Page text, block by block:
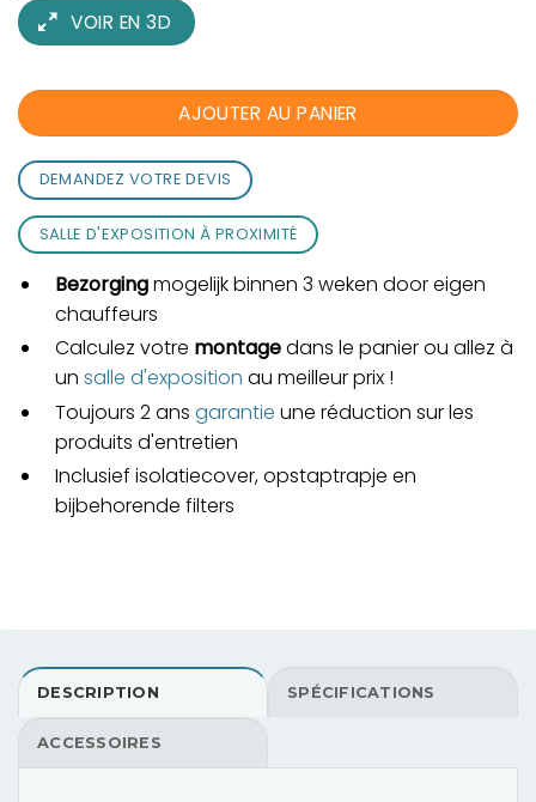
VOIR EN 3D
AJOUTER AU PANIER
DEMANDEZ VOTRE DEVIS
SALLE D'EXPOSITION À PROXIMITÉ
Bezorgingmogelijk binnen 3 weken door eigen
chauffeurs
Calculez votre montagedans le panier ou allez à
un salle d'exposition au meilleur prix !
Toujours 2 ans garantie une réduction sur les
produits d'entretien
Inclusief isolatiecover, opstaptrapje en
bijbehorende filters
DESCRIPTION SPÉCIFICATIONS
ACCESSOIRES